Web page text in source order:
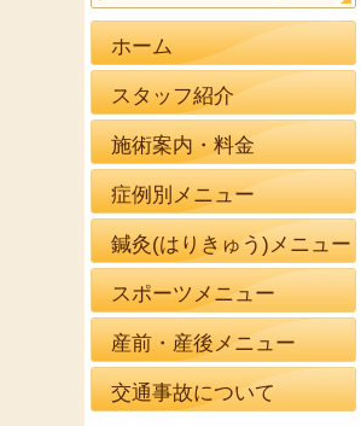
ホーム
スタッフ紹介
施術案内・料金
症例別メニュー
鍼灸(はりきゅう)メニュー
スポーツメニュー
産前・産後メニュー
交通事故について